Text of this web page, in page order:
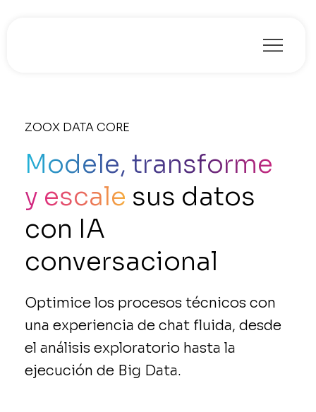
ZOOX DATA CORE
Modele, transforme
y escale sus datos
con IA
conversacional
Optimice los procesos técnicos con
una experiencia de chat fluida, desde
el análisis exploratorio hasta la
ejecución de Big Data.